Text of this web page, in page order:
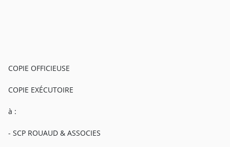
COPIE OFFICIEUSE
COPIE EXÉCUTOIRE
à :
- SCP ROUAUD & ASSOCIES